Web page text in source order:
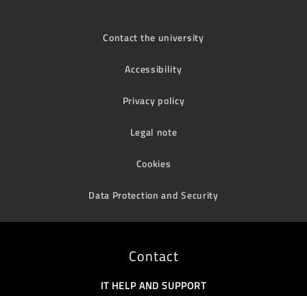
Contact the university
Accessibility
Privacy policy
Legal note
Cookies
Data Protection and Security
Contact
IT HELP AND SUPPORT